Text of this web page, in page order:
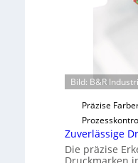
v
ir
t
i
g
Bild: B&R
Präzise
Zuverlässige
Die präzise